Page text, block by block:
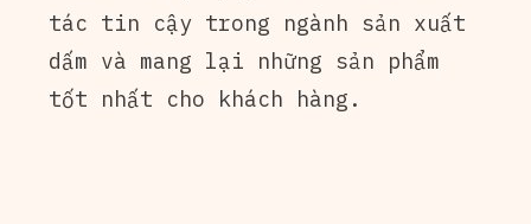
tác tin cậy trong ngành sản xuất
dấm và mang lại những sản phẩm
tốt nhất cho khách hàng.